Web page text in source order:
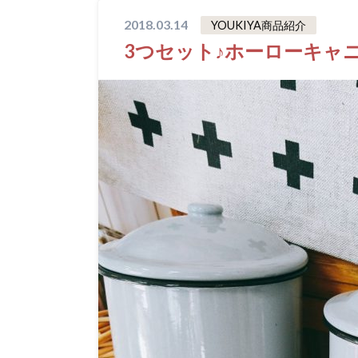
2018.03.14 YOUKIYA商品紹介
3つセット♪ホーローキャ